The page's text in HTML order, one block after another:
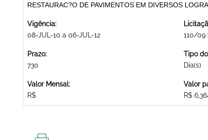
RESTAURAC?O DE PAVIMENTOS EM DIVERSOS
Vigência:
08-JUL-10 a 06-JUL-12
110/09
Prazo:
730
Tipo
Dia(s)
Valor Mensal:
R$
Valor
R$